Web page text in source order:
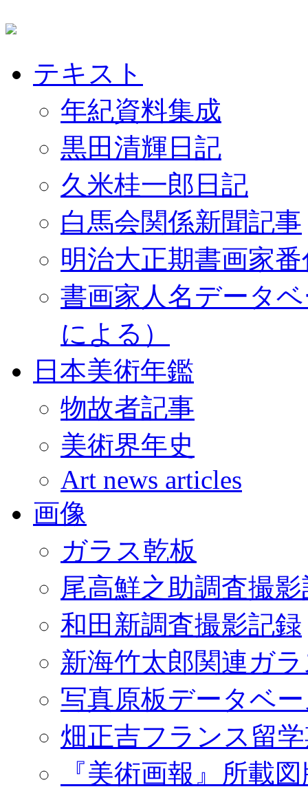
テキスト
年紀資料集成
黒田清輝日記
久米桂一郎日記
白馬会関係新聞記事
明治大正期書画家
書画家人名データ
による）
日本美術年鑑
物故者記事
美術界年史
Art news articles
画像
ガラス乾板
尾高鮮之助調査撮
和田新調査撮影記録
新海竹太郎関連ガ
写真原板データベ
畑正吉フランス留
『美術画報』所載